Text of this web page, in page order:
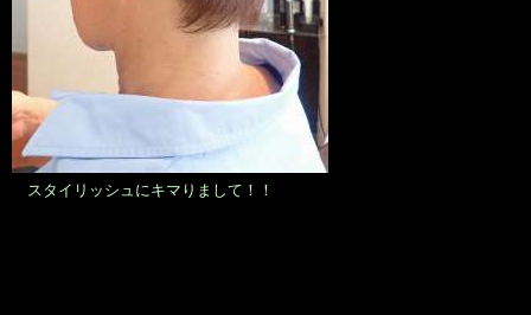
スタイリッシュにキマりまして！！